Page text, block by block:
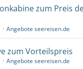
zum Preis
Angebote seereisen.de
zum Vorteilspreis
Angebote seereisen.de